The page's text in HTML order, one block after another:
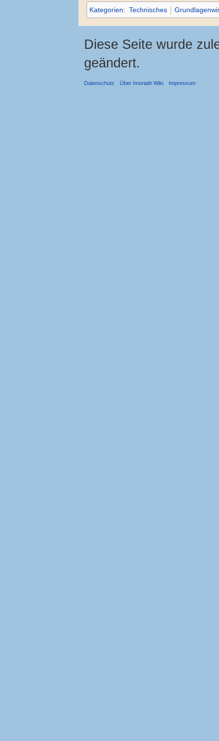
Kategorien: Technisches
Diese Seite wurde
geändert.
Datenschutz Über Imoriath Wiki Impressum